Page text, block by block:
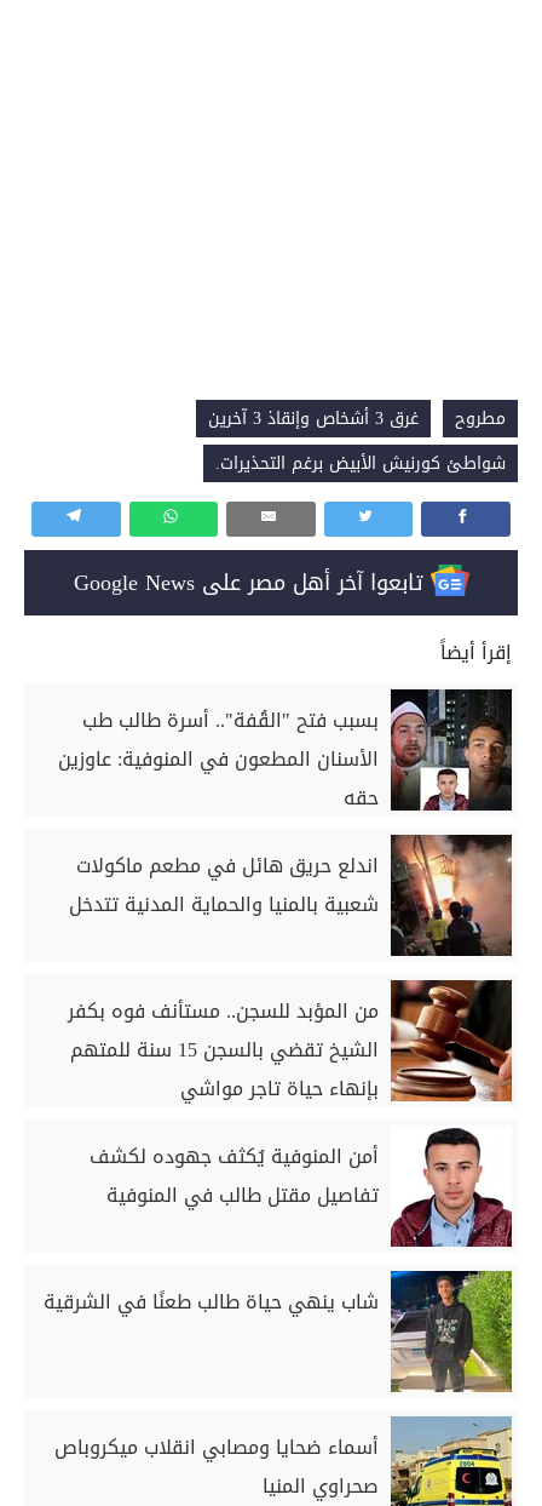
مطروح
غرق 3 أشخاص وإنقاذ 3 آخرين
شواطئ كورنيش الأبيض برغم التحذيرات.
تابعوا آخر أهل مصر على Google News
إقرأ أيضاً
بسبب فتح "القُفة".. أسرة طالب طب
الأسنان المطعون في المنوفية: عاوزين
حقه
اندلع حريق هائل في مطعم ماكولات
شعبية بالمنيا والحماية المدنية تتدخل
من المؤبد للسجن.. مستأنف فوه بكفر
الشيخ تقضي بالسجن 15 سنة للمتهم
بإنهاء حياة تاجر مواشي
أمن المنوفية يُكثف جهوده لكشف
تفاصيل مقتل طالب في المنوفية
شاب ينهي حياة طالب طعنًا في الشرقية
أسماء ضحايا ومصابي انقلاب ميكروباص
صحراوي المنيا